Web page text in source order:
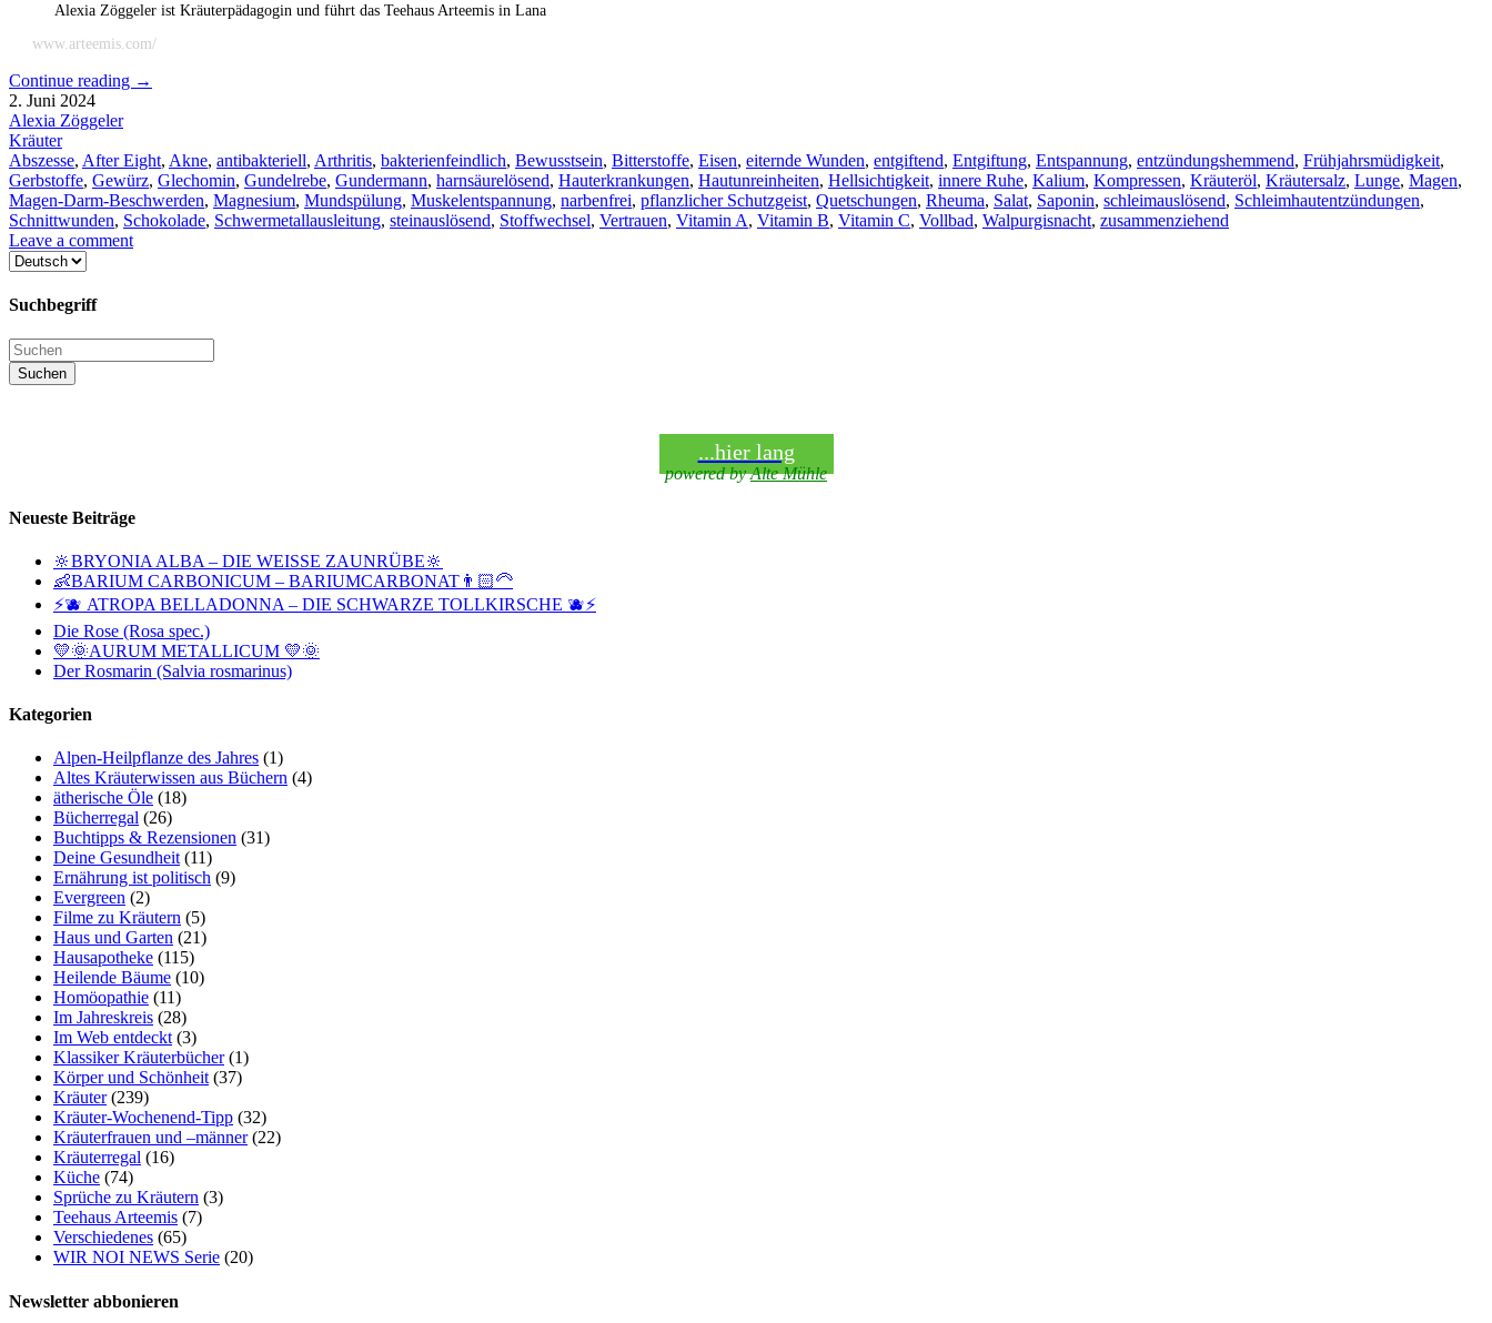
Alexia Zöggeler ist Kräuterpädagogin und führt das Teehaus Arteemis in Lana
www.arteemis.com/
Continue reading →
2. Juni 2024
Alexia Zöggeler
Kräuter
Abszesse, After Eight, Akne, antibakteriell, Arthritis, bakterienfeindlich, Bewusstsein, Bitterstoffe, Eisen, eiternde Wunden, entgiftend, Entgiftung, Entspannung, entzündungshemmend, Frühjahrsmüdigkeit,
Gerbstoffe, Gewürz, Glechomin, Gundelrebe, Gundermann, harnsäurelösend, Hauterkrankungen, Hautunreinheiten, Hellsichtigkeit, innere Ruhe, Kalium, Kompressen, Kräuteröl, Kräutersalz, Lunge, Magen,
Magen-Darm-Beschwerden, Magnesium, Mundspülung, Muskelentspannung, narbenfrei, pflanzlicher Schutzgeist, Quetschungen, Rheuma, Salat, Saponin, schleimauslösend, Schleimhautentzündungen,
Schnittwunden, Schokolade, Schwermetallausleitung, steinauslösend, Stoffwechsel, Vertrauen, Vitamin A, Vitamin B, Vitamin C, Vollbad, Walpurgisnacht, zusammenziehend
Leave a comment
Sprache
Suchbegriff
...hier lang
powered byAlte Mühle
Neueste Beiträge
🔆BRYONIA ALBA – DIE WEISSE ZAUNRÜBE🔆
👶BARIUM CARBONICUM – BARIUMCARBONAT👨🏻‍🦳
⚡🫐 ATROPA BELLADONNA – DIE SCHWARZE TOLLKIRSCHE 🫐⚡
Die Rose (Rosa spec.)
💛🌞AURUM METALLICUM 💛🌞
Der Rosmarin (Salvia rosmarinus)
Kategorien
Alpen-Heilpflanze des Jahres (1)
Altes Kräuterwissen aus Büchern (4)
ätherische Öle (18)
Bücherregal (26)
Buchtipps & Rezensionen (31)
Deine Gesundheit (11)
Ernährung ist politisch (9)
Evergreen (2)
Filme zu Kräutern (5)
Haus und Garten (21)
Hausapotheke (115)
Heilende Bäume (10)
Homöopathie (11)
Im Jahreskreis (28)
Im Web entdeckt (3)
Klassiker Kräuterbücher(1)
Körper und Schönheit (37)
Kräuter(239)
Kräuter-Wochenend-Tipp (32)
Kräuterfrauen und –männer(22)
Kräuterregal (16)
Küche (74)
Sprüche zu Kräutern (3)
Teehaus Arteemis (7)
Verschiedenes (65)
WIR NOI NEWS Serie (20)
Newsletter abbonieren